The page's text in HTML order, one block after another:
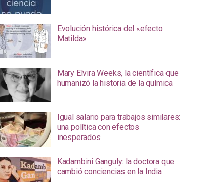
Evolución histórica del «efecto
Matilda»
Mary Elvira Weeks, la científica que
humanizó la historia de la química
Igual salario para trabajos similares:
una política con efectos
inesperados
Kadambini Ganguly: la doctora que
cambió conciencias en la India